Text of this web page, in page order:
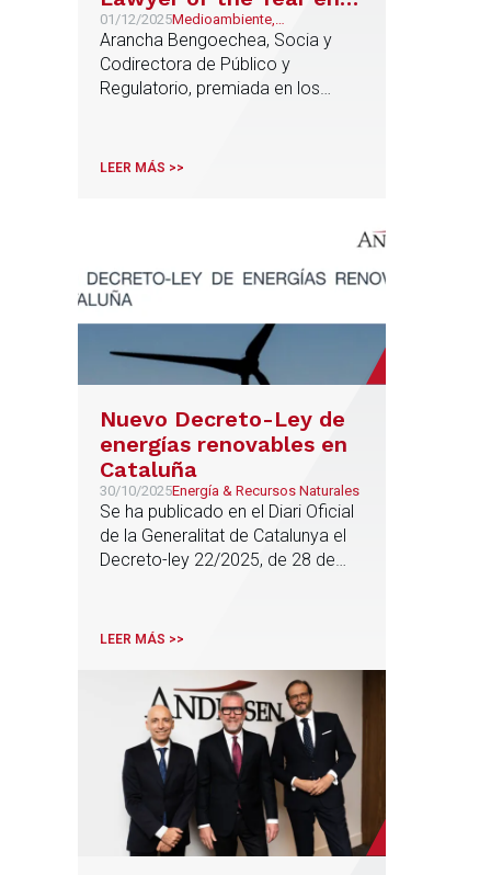
los Iberia Awards 2025
de Legal 500
01/12/2025Medioambiente,
Sostenibilidad y ESG, Público
y Regulatorio
Arancha Bengoechea, Socia y
Codirectora de Público y
Regulatorio, premiada en los
LEER MÁS >>
Nuevo Decreto-Ley de
energías renovables en
Cataluña
30/10/2025Energía & Recursos Naturales
Se ha publicado en el Diari Oficial
de la Generalitat de Catalunya el
Decreto-ley 22/2025, de 28 de
de Cataluña
LEER MÁS >>